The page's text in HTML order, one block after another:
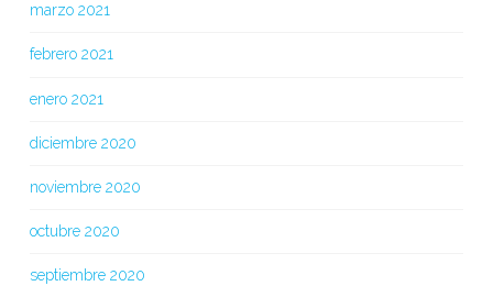
marzo 2021
febrero 2021
enero 2021
diciembre 2020
noviembre 2020
octubre 2020
septiembre 2020